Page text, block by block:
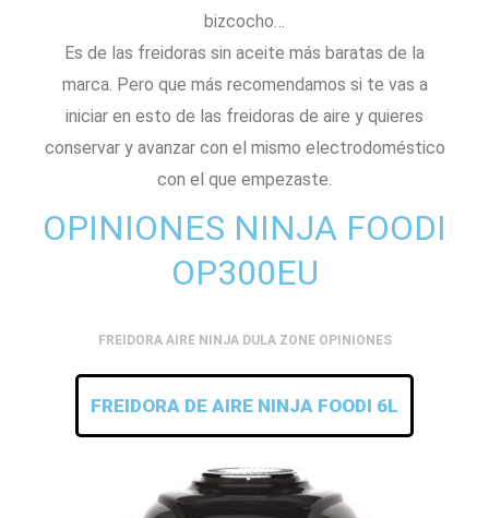
bizcocho…
Es de las freidoras sin aceite más baratas de la
marca. Pero que más recomendamos si te vas a
iniciar en esto de las freidoras de aire y quieres
conservar y avanzar con el mismo electrodoméstico
con el que empezaste.
OPINIONES NINJA FOODI
OP300EU
FREIDORA AIRE NINJA DULA ZONE OPINIONES
FREIDORA DE AIRE NINJA FOODI 6L